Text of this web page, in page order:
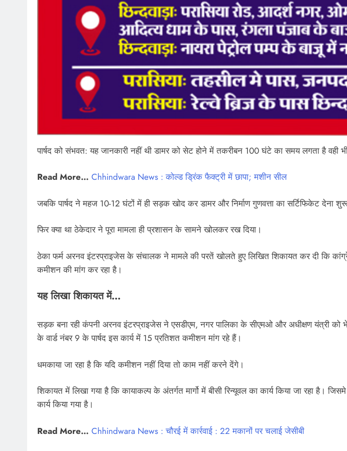
पार्षद को संभवत: यह जानकारी नहीं थी डामर को सेट होने में तकरीबन 100 घंटे का समय लगता है वही
Read More… Chhindwara News : कोल्ड ड्रिंक फैक्ट्री में छापा; मशीन सील
जबकि पार्षद ने महज 10-12 घंटों में ही सड़क खोद कर डामर और निर्माण गुणवत्ता का सर्टिफिकेट देना
फिर क्या था ठेकेदार ने पूरा मामला ही प्रशासन के सामने खोलकर रख दिया।
ठेका फर्म अरनव इंटरप्राइजेस के संचालक ने मामले की परतें खोलते हुए लिखित शिकायत कर दी कि
कमीशन की मांग कर रहा है।
यह लिखा शिकायत में…
सड़क बना रही कंपनी अरनव इंटरप्राइजेस ने एसडीएम, नगर पालिका के सीएमओ और अधीक्षण यंत्री को
के वार्ड नंबर 9 के पार्षद इस कार्य में 15 प्रतिशत कमीशन मांग रहे हैं।
धमकाया जा रहा है कि यदि कमीशन नहीं दिया तो काम नहीं करने देंगे।
शिकायत में लिखा गया है कि कायाकल्प के अंतर्गत मार्गो में बीसी रिन्यूवल का कार्य किया जा रहा है।
कार्य किया गया है।
Read More… Chhindwara News : चौरई में कार्रवाई : 22 मकानों पर चलाई जेसीबी